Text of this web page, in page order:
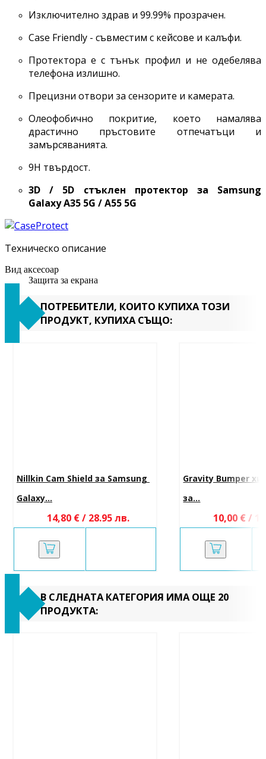
Изключително здрав и 99.99% прозрачен.
Case Friendly - съвместим с кейсове и калъфи.
Протектора е с тънък профил и не одебелява
телефона излишно.
Прецизни отвори за сензорите и камерата.
Олеофобично покритие, което намалява
драстично пръстовите отпечатъци и
замърсяванията.
9H твърдост.
3D / 5D стъклен протектор за Samsung
GalaxyA35 5G / A55 5G
Техническо описание
Вид аксесоар
Защита за екрана
ПОТРЕБИТЕЛИ, КОИТО КУПИХА ТОЗИ
ПРОДУКТ, КУПИХА СЪЩО:
Nillkin Cam Shield за Samsung
Galaxy...
14,80 € / 28.95 лв.
Gravity Bumper
за...
10,00 € /
В СЛЕДНАТА КАТЕГОРИЯ ИМА ОЩЕ 20
ПРОДУКТА: